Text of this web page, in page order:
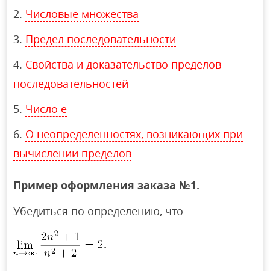
Числовые множества
Предел последовательности
Свойства и доказательство пределов
последовательностей
Число e
О неопределенностях, возникающих при
вычислении пределов
Пример оформления заказа №1.
Убедиться по определению, что